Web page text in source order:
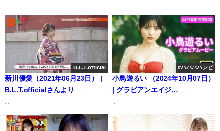
2025） | 桃月なしこのなんかや
るちゃんねるさんより
ラビアン魂】 (Jul 09, 2026) |
SPA!グラビアチャンネルさんよ
り
B.L.T.official
新川優愛（2021年06月23日） |
B.L.T.officialさんより
#ババババンビ
小鳥遊るい （2024年10月07日）
| グラビアンエイジ
式CH】さんより